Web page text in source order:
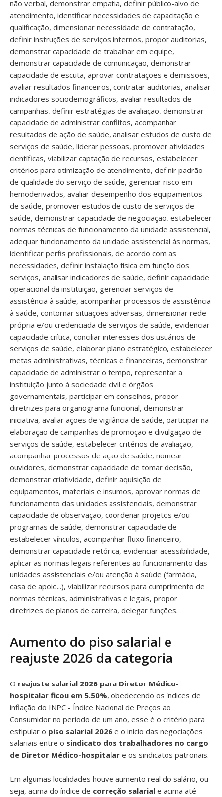
não verbal, demonstrar empatia, definir público-alvo de
atendimento, identificar necessidades de capacitação e
qualificação, dimensionar necessidade de contratação,
definir instruções de serviços internos, propor auditorias,
demonstrar capacidade de trabalhar em equipe,
demonstrar capacidade de comunicação, demonstrar
capacidade de escuta, aprovar contratações e demissões,
avaliar resultados financeiros, contratar auditorias, analisar
indicadores sociodemográficos, avaliar resultados de
campanhas, definir estratégias de avaliação, demonstrar
capacidade de administrar conflitos, acompanhar
resultados de ação de saúde, analisar estudos de custo de
serviços de saúde, liderar pessoas, promover atividades
científicas, viabilizar captação de recursos, estabelecer
critérios para otimização de atendimento, definir padrão
de qualidade do serviço de saúde, gerenciar risco em
hemoderivados, avaliar desempenho dos equipamentos
de saúde, promover estudos de custo de serviços de
saúde, demonstrar capacidade de negociação, estabelecer
normas técnicas de funcionamento da unidade assistencial,
adequar funcionamento da unidade assistencial às normas,
identificar perfis profissionais, de acordo com as
necessidades, definir instalação física em função dos
serviços, analisar indicadores de saúde, definir capacidade
operacional da instituição, gerenciar serviços de
assistência à saúde, acompanhar processos de assistência
à saúde, contornar situações adversas, dimensionar rede
própria e/ou credenciada de serviços de saúde, evidenciar
capacidade crítica, conciliar interesses dos usuários de
serviços de saúde, elaborar plano estratégico, estabelecer
metas administrativas, técnicas e financeiras, demonstrar
capacidade de administrar o tempo, representar a
instituição junto à sociedade civil e órgãos
governamentais, participar em conselhos, propor
diretrizes para organograma funcional, demonstrar
iniciativa, avaliar ações de vigilância de saúde, participar na
elaboração de campanhas de promoção e divulgação de
serviços de saúde, estabelecer critérios de avaliação,
acompanhar processos de ação de saúde, nomear
ouvidores, demonstrar capacidade de tomar decisão,
demonstrar criatividade, definir aquisição de
equipamentos, materiais e insumos, aprovar normas de
funcionamento das unidades assistenciais, demonstrar
capacidade de observação, coordenar projetos e/ou
programas de saúde, demonstrar capacidade de
estabelecer vínculos, acompanhar fluxo financeiro,
demonstrar capacidade retórica, evidenciar acessibilidade,
aplicar as normas legais referentes ao funcionamento das
unidades assistenciais e/ou atenção à saúde (farmácia,
casa de apoio...), viabilizar recursos para cumprimento de
normas técnicas, administrativas e legais, propor
diretrizes de planos de carreira, delegar funções.
Aumento do piso salarial e
reajuste 2026 da categoria
O reajuste salarial 2026 para Diretor Médico-
hospitalar ficou em 5.50%, obedecendo os índices de
inflação do INPC - Índice Nacional de Preços ao
Consumidor no período de um ano, esse é o critério para
estipular o piso salarial 2026 e o início das negociações
salariais entre o sindicato dos trabalhadores no cargo
de Diretor Médico-hospitalar e os sindicatos patronais.
Em algumas localidades houve aumento real do salário, ou
seja, acima do índice de correção salarial e acima até